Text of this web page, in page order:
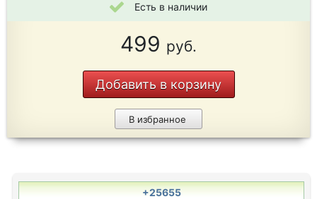
Есть в наличии
499 руб.
Добавить в корзину
В избранное
+25655